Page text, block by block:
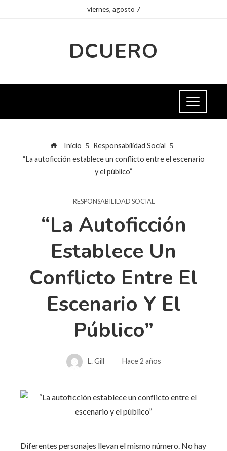
viernes, agosto 7
DCUERO
Inicio
Responsabilidad Social
“La autoficción establece un conflicto entre el escenario
y el público”
RESPONSABILIDAD SOCIAL
“La Autoficción
Establece Un
Conflicto Entre El
Escenario Y El
Público”
L. Gill Hace 2 años
Diferentes personajes llevan el mismo número. No hay